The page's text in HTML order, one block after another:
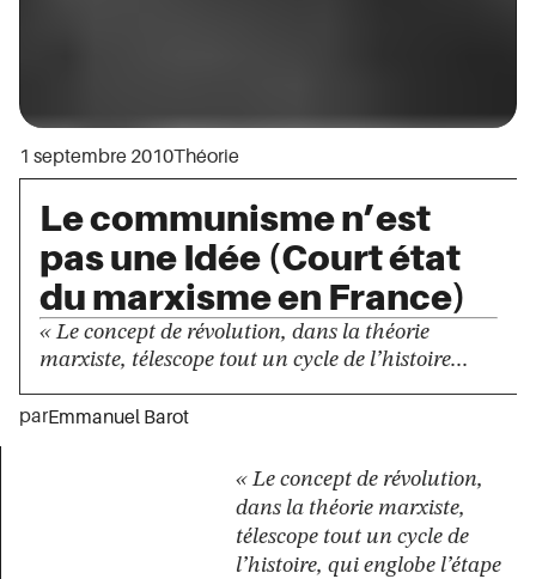
1 septembre 2010Théorie
Le communisme n’est
pas une Idée (Court état
du marxisme en France)
« Le concept de révolution, dans la théorie
marxiste, télescope tout un cycle de l’histoire...
parEmmanuel Barot
« Le concept de révolution,
dans la théorie marxiste,
télescope tout un cycle de
l’histoire, qui englobe l’étape